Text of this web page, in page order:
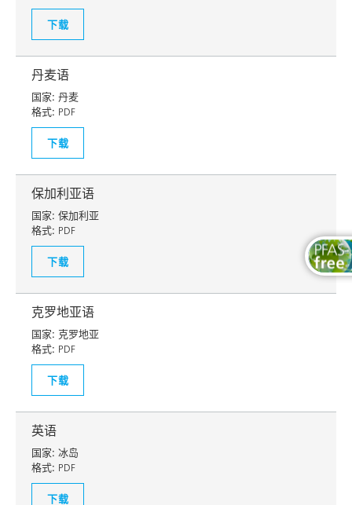
下载
丹麦语
国家: 丹麦
格式: PDF
下载
保加利亚语
国家: 保加利亚
格式: PDF
下载
克罗地亚语
国家: 克罗地亚
格式: PDF
下载
英语
国家: 冰岛
格式: PDF
下载